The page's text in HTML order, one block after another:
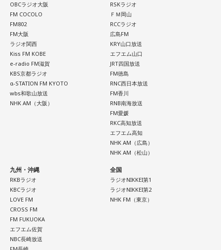
遠山：この楽曲はどこから作り始めました？
ほのか：「これ描いて死ね」は、マンガを描くことを題材に
した作品なんですけど、まずは原作を読みました。それで、0
から1にするときに、心のなかで薪をくべて火種を燃やしてい
く。そして、風が吹いてめちゃめちゃ燃えていくみたいな。
そういったものを絶やさずに「自分だけでやっていくぞ！」
みたいな気持ちと、私がお家で音楽を作っているとき
の……“色”かな？ その色がすごく一致している部分があったの
で、今回はアニメのエンディングテーマとして曲を書かせて
もらったんですけど、結構パーソナルな部分が出た作品にな
遠山：自分自身の内面をすごく辿って探っている曲ですよ
ね？
ほのか：はい。私は「自分自身を分かってみたい」という気
持ちで作品を作っていて、もしかしたら皆さんも何かを作る
ときって、自分自身を分かってみたいから作るんじゃないか
なと思って、そういう曲を作りました。
遠山：海ちゃんはどうですか？
OBCラジオ大阪
FM COCOLO
FM802
FM大阪
ラジオ関西
Kiss FM KOBE
e-radio FM滋賀
KBS京都ラジオ
α-STATION FM KYOTO
wbs和歌山放送
NHK AM（大阪）
RSKラジオ
ＦＭ岡山
RCCラジオ
広島FM
KRY山口放送
エフエム山口
JRT四国放送
FM徳島
RNC西日本放送
FM香川
RNB南海放送
FM愛媛
RKC高知放送
エフエム高知
NHK AM（広島）
NHK AM（松山）
九州・沖縄
RKBラジオ
KBCラジオ
LOVE FM
CROSS FM
FM FUKUOKA
エフエム佐賀
NBC長崎放送
全国
ラジオNIKKEI第1
ラジオNIKKEI第2
NHK FM（東京）